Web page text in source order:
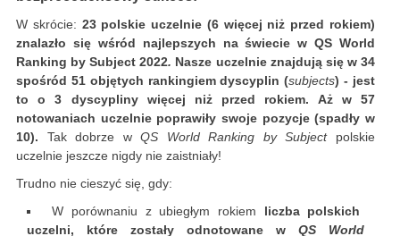
W skrócie: 23 polskie uczelnie (6 więcej niż przed rokiem)
znalazło się wśród najlepszych na świecie wQS World
Ranking by Subject 2022. Nasze uczelnie znajdują się w 34
spośród 51 objętych rankingiem dyscyplin (subjects) - jest
to o 3 dyscypliny więcej niż przed rokiem. Aż w 57
notowaniach uczelnie poprawiły swoje pozycje (spadły w
10). Tak dobrze wQS World Ranking by Subjectpolskie
uczelnie jeszcze nigdy nie zaistniały!
Trudno nie cieszyć się, gdy:
W porównaniu z ubiegłym rokiem liczba polskich
uczelni, które zostały odnotowane w QS World